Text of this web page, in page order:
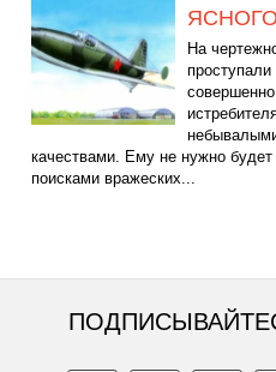
На
проступали
качествами. Ему не нужно будет
поисками вражеских...